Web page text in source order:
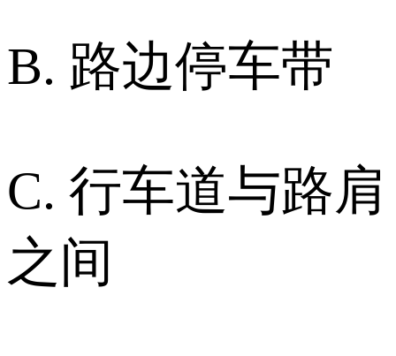
B. 路边停车带
C. 行车道与路肩
之间